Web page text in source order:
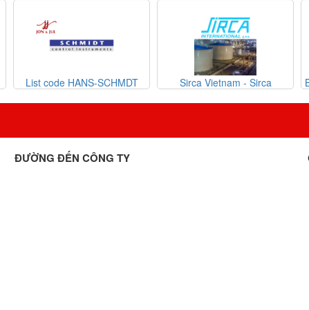
List code HANS-SCHMDT
Sirca Vietnam - Sirca
ĐƯỜNG ĐẾN CÔNG TY